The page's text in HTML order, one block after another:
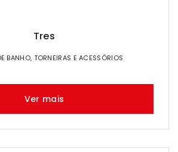
Tres
BANHO, TORNEIRAS E ACESSÓRIOS
Ver mais